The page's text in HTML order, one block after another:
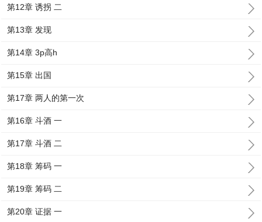
第12章 诱拐 二
第13章 发现
第14章 3p高h
第15章 出国
第17章 两人的第一次
第16章 斗酒 一
第17章 斗酒 二
第18章 筹码 一
第19章 筹码 二
第20章 证据 一